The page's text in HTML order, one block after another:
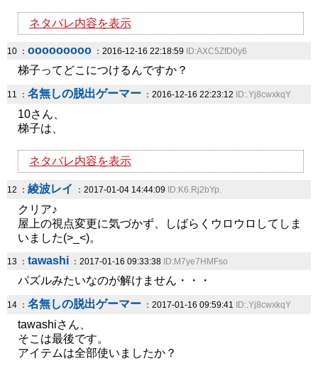
ネタバレ内容を表示
10 ： ooooooooo ：2016-12-16 22:18:59 ID:AXC5ZfD0y6
梯子ってどこにつけるんですか？
11 ： 名無しの脱出ゲーマー ：2016-12-16 22:23:12 ID:.Yj8cwxkqY
10さん、
梯子は、
ネタバレ内容を表示
12 ： 綾波レイ ：2017-01-04 14:44:09 ID:K6.Rj2bYp.
クリア♪
屋上の視点変更に気づかず、しばらくウロウロしてしま
いました(>_<)。
13 ： tawashi ：2017-01-16 09:33:38 ID:M7ye7HMFso
パズルみたいなのが解けません・・・
14 ： 名無しの脱出ゲーマー ：2017-01-16 09:59:41 ID:.Yj8cwxkqY
tawashiさん、
そこは最後です。
アイテムは全部使いましたか？